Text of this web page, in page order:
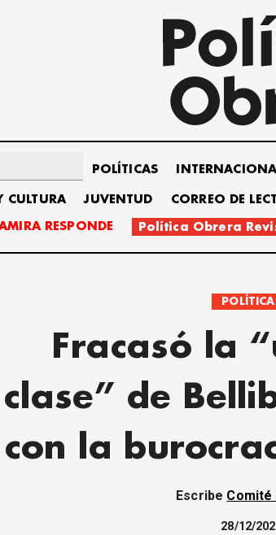
POLÍTICAS
CULTURA JUVENTUD CORREO DE
RESPONDE Política Obrera
Fracasó la
clase” de
con la
Escribe Comité
28/12/